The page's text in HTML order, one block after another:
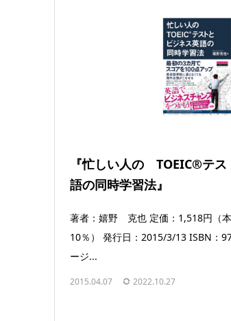
『忙しい人の TOEIC®テス
語の同時学習法』
著者：嬉野 克也 定価：1,518円（
10％） 発行日：2015/3/13 ISBN：
ージ...
2015.04.07 2022.10.27